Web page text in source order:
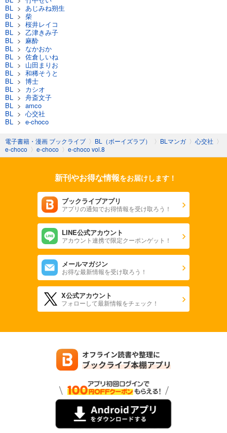
BL > あじみね朔生
BL > 柴
BL > 桜井レイコ
BL > 乙津きみ子
BL > 麻酔
BL > なかおか
BL > 佐倉しいね
BL > 山田まりお
BL > 和稀そうと
BL > 博士
BL > カシオ
BL > 舟斎文子
BL > amco
BL > 心交社
BL > e-choco
電子書籍・漫画 ブックライブ 〉 BL（ボーイズラブ） 〉 BLマンガ 〉 心交社 〉
e-choco 〉 e-choco 〉 e-choco vol.8
新刊やお得な情報をお届けします！
ブックライブアプリ
アプリの通知でお得情報を受け取ろう！
LINE公式アカウント
アカウント連携で限定クーポンゲット！
メールマガジン
お得な最新情報を受け取ろう！
X公式アカウント
フォローして最新情報をチェック！